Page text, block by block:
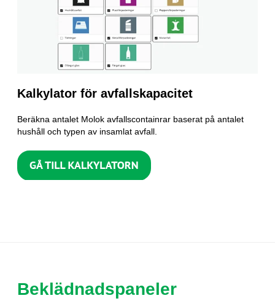
Kalkylator för avfallskapacitet
Beräkna antalet Molok avfallscontainrar baserat på antalet
hushåll och typen av insamlat avfall.
Beklädnadspaneler